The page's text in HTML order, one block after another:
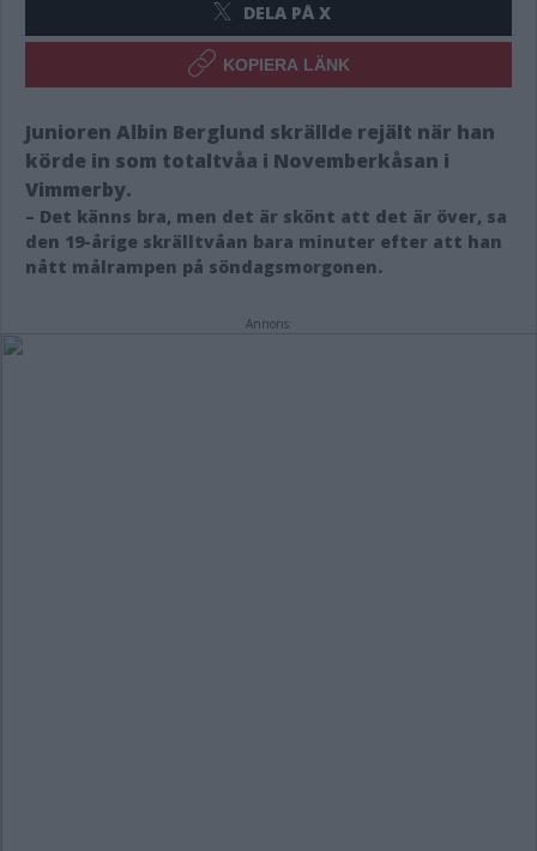
DELA PÅ X
KOPIERA LÄNK
Junioren Albin Berglund skrällde rejält när han
körde in som totaltvåa i Novemberkåsan i
Vimmerby.
– Det känns bra, men det är skönt att det är över, sa
den 19-årige skrälltvåan bara minuter efter att han
nått målrampen på söndagsmorgonen.
Annons: